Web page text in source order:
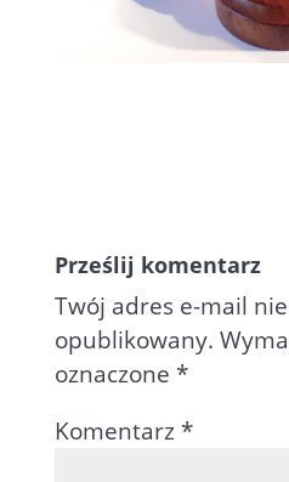
Prześlij komentarz
Twój adres e-mail
opublikowany.
oznaczone *
Komentarz *